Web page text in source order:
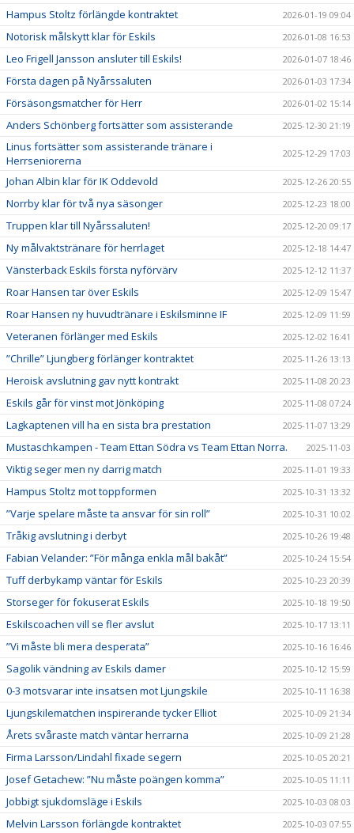
Hampus Stoltz förlängde kontraktet 2026-01-19 09:04
Notorisk målskytt klar för Eskils 2026-01-08 16:53
Leo Frigell Jansson ansluter till Eskils! 2026-01-07 18:46
Första dagen på Nyårssaluten 2026-01-03 17:34
Försäsongsmatcher för Herr 2026-01-02 15:14
Anders Schönberg fortsätter som assisterande 2025-12-30 21:19
Linus fortsätter som assisterande tränare i
Herrseniorerna
2025-12-29 17:03
Johan Albin klar för IK Oddevold 2025-12-26 20:55
Norrby klar för två nya säsonger 2025-12-23 18:00
Truppen klar till Nyårssaluten! 2025-12-20 09:17
Ny målvaktstränare för herrlaget 2025-12-18 14:47
Vänsterback Eskils första nyförvärv 2025-12-12 11:37
Roar Hansen tar över Eskils 2025-12-09 15:47
Roar Hansen ny huvudtränare i Eskilsminne IF 2025-12-09 11:59
Veteranen förlänger med Eskils 2025-12-02 16:41
”Chrille” Ljungberg förlänger kontraktet 2025-11-26 13:13
Heroisk avslutning gav nytt kontrakt 2025-11-08 20:23
Eskils går för vinst mot Jönköping 2025-11-08 07:24
Lagkaptenen vill ha en sista bra prestation 2025-11-07 13:29
Mustaschkampen - Team Ettan Södra vs Team Ettan Norra. 2025-11-03
Viktig seger men ny darrig match 2025-11-01 19:33
Hampus Stoltz mot toppformen 2025-10-31 13:32
”Varje spelare måste ta ansvar för sin roll” 2025-10-31 10:02
Tråkig avslutning i derbyt 2025-10-26 19:48
Fabian Velander: ”För många enkla mål bakåt” 2025-10-24 15:54
Tuff derbykamp väntar för Eskils 2025-10-23 20:39
Storseger för fokuserat Eskils 2025-10-18 19:50
Eskilscoachen vill se fler avslut 2025-10-17 13:11
”Vi måste bli mera desperata” 2025-10-16 16:46
Sagolik vändning av Eskils damer 2025-10-12 15:59
0-3 motsvarar inte insatsen mot Ljungskile 2025-10-11 16:38
Ljungskilematchen inspirerande tycker Elliot 2025-10-09 21:34
Årets svåraste match väntar herrarna 2025-10-09 21:28
Firma Larsson/Lindahl fixade segern 2025-10-05 20:21
Josef Getachew: ”Nu måste poängen komma” 2025-10-05 11:11
Jobbigt sjukdomsläge i Eskils 2025-10-03 08:03
Melvin Larsson förlängde kontraktet 2025-10-03 07:55